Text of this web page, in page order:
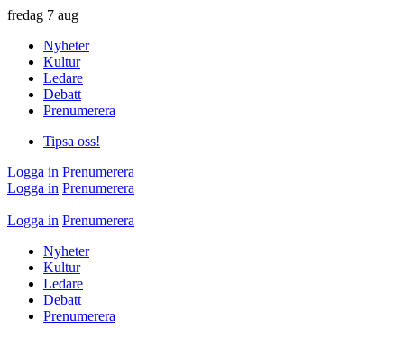
fredag 7 aug
Nyheter
Kultur
Ledare
Debatt
Prenumerera
Tipsa oss!
Logga in Prenumerera
Logga in Prenumerera
Logga in Prenumerera
Nyheter
Kultur
Ledare
Debatt
Prenumerera